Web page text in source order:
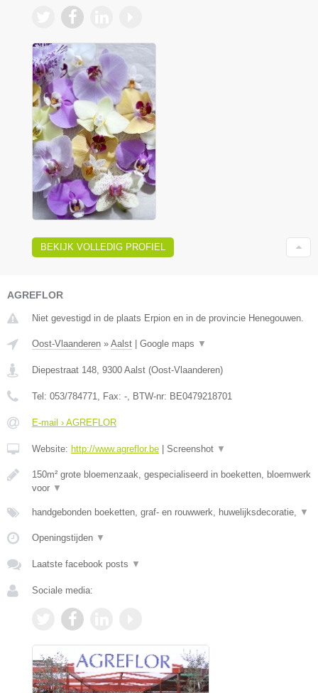
BEKIJK VOLLEDIG PROFIEL
AGREFLOR
Niet gevestigd in de plaats Erpion en in de provincie Henegouwen.
Oost-Vlaanderen » Aalst | Google maps ▼
Diepestraat 148 9300 Aalst (Oost-Vlaanderen)
Tel: 053/784771 , Fax: - , BTW-nr: BE0479218701
E-mail › AGREFLOR
Website: http://www.agreflor.be | Screenshot ▼
150m² grote bloemenzaak, gespecialiseerd in boeketten, bloemwerk
voor ▼
handgebonden boeketten, graf- en rouwwerk, huwelijksdecoratie, ▼
Openingstijden ▼
Laatste facebook posts ▼
Sociale media: